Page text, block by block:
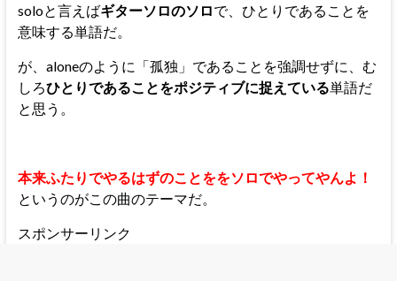
soloと言えばギターソロのソロで、ひとりであることを
意味する単語だ。
が、aloneのように「孤独」であることを強調せずに、む
しろひとりであることをポジティブに捉えている単語だ
と思う。
本来ふたりでやるはずのことををソロでやってやんよ！
というのがこの曲のテーマだ。
スポンサーリンク